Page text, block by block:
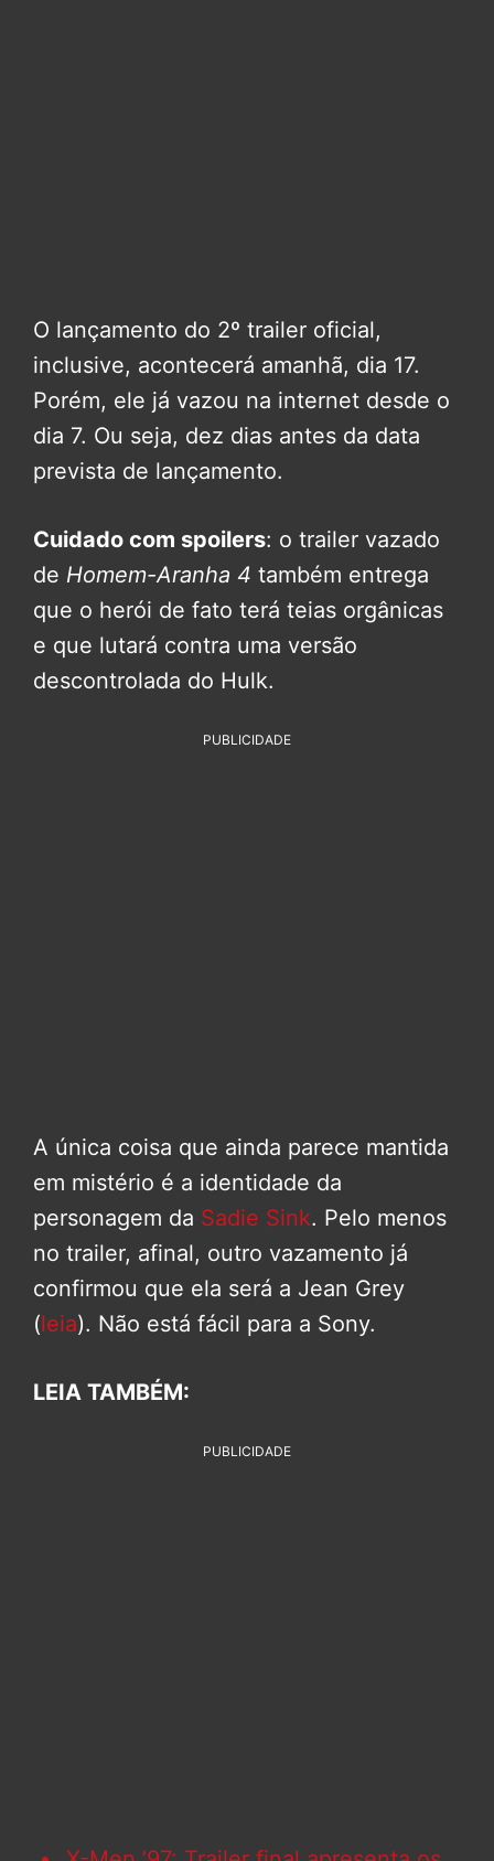
O lançamento do 2º trailer oficial,
inclusive, acontecerá amanhã, dia 17.
Porém, ele já vazou na internet desde o
dia 7. Ou seja, dez dias antes da data
prevista de lançamento.
Cuidado com spoilers: o trailer vazado
de Homem-Aranha 4 também entrega
que o herói de fato terá teias orgânicas
e que lutará contra uma versão
descontrolada do Hulk.
PUBLICIDADE
A única coisa que ainda parece mantida
em mistério é a identidade da
personagem da Sadie Sink. Pelo menos
no trailer, afinal, outro vazamento já
confirmou que ela será a Jean Grey
(leia). Não está fácil para a Sony.
LEIA TAMBÉM:
PUBLICIDADE